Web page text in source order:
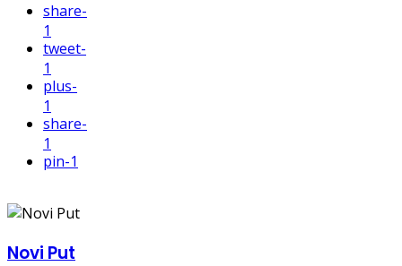
share-
1
tweet-
1
plus-
1
share-
1
pin-1
Novi Put